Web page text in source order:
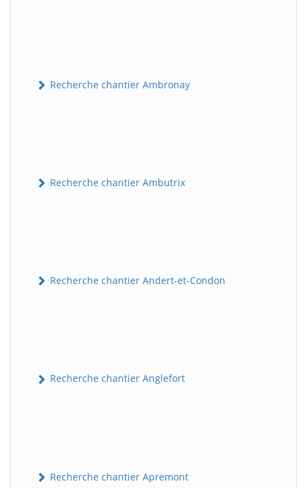
Recherche chantier Ambronay
Recherche chantier Ambutrix
Recherche chantier Andert-et-Condon
Recherche chantier Anglefort
Recherche chantier Apremont